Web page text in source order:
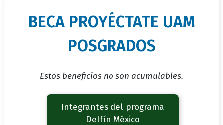
titulo
titulo-
subtitulo
BECA PROYÉCTATE UAM
POSGRADOS
Estos beneficios no son acumulables.
Integrantes del programa
Delfín México